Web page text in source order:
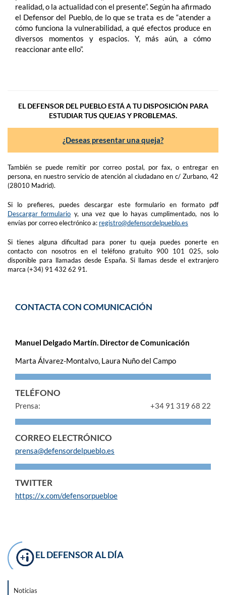
realidad, o la actualidad con el presente”. Según ha afirmado
el Defensor del Pueblo, de lo que se trata es de “atender a
cómo funciona la vulnerabilidad, a qué efectos produce en
diversos momentos y espacios. Y, más aún, a cómo
reaccionar ante ello”.
EL DEFENSOR DEL PUEBLO ESTÁ A TU DISPOSICIÓN PARA
ESTUDIAR TUS QUEJAS Y PROBLEMAS.
¿Deseas presentar una queja?
También se puede remitir por correo postal, por fax, o entregar en
persona, en nuestro servicio de atención al ciudadano en c/ Zurbano, 42
(28010 Madrid).
Si lo prefieres, puedes descargar este formulario en formato pdf
Descargar formulario y, una vez que lo hayas cumplimentado, nos lo
envías por correo electrónico a: registro@defensordelpueblo.es
Si tienes alguna dificultad para poner tu queja puedes ponerte en
contacto con nosotros en el teléfono gratuito 900 101 025, solo
disponible para llamadas desde España. Si llamas desde el extranjero
marca (+34) 91 432 62 91.
CONTACTA CON COMUNICACIÓN
Manuel Delgado Martín. Director de Comunicación
Marta Álvarez-Montalvo, Laura Nuño del Campo
TELÉFONO
Prensa: +34 91 319 68 22
CORREO ELECTRÓNICO
prensa@defensordelpueblo.es
TWITTER
https://x.com/defensorpuebloe
EL DEFENSOR AL DÍA
Noticias